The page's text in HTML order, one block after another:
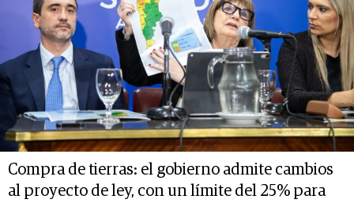
Compra de tierras: el gobierno admite cambios
al proyecto de ley, con un límite del 25% para